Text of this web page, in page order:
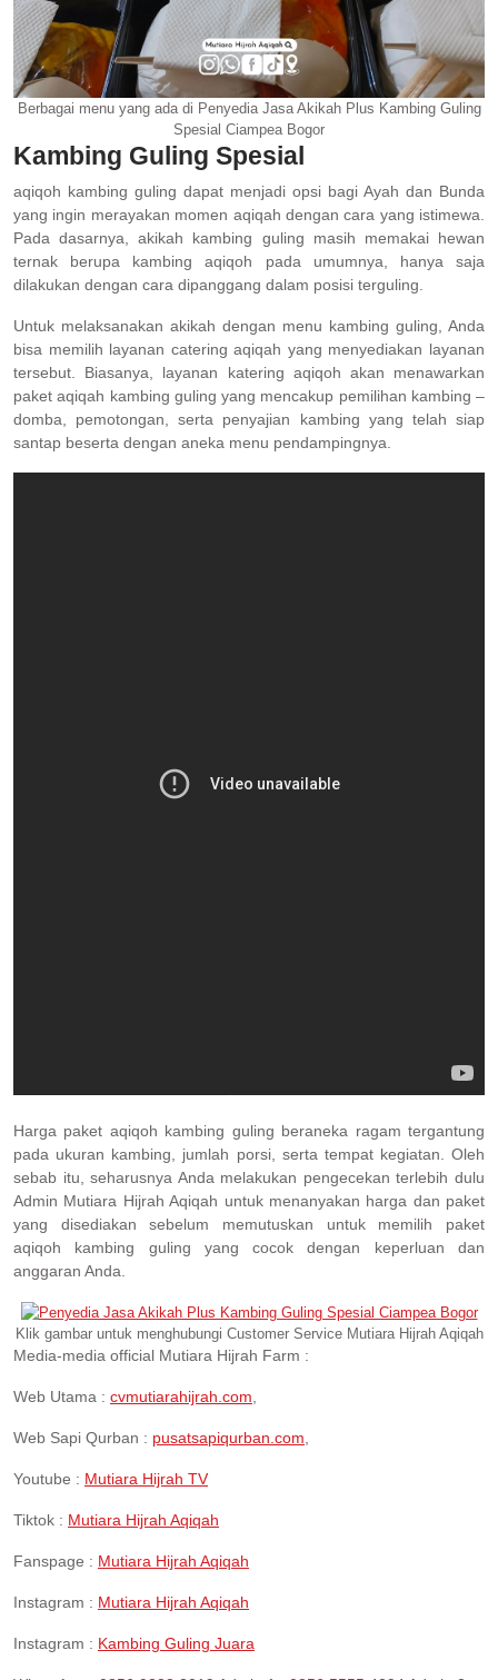
Berbagai menu yang ada di Penyedia Jasa Akikah Plus Kambing Guling
Spesial Ciampea Bogor
Kambing Guling Spesial
aqiqoh kambing guling dapat menjadi opsi bagi Ayah dan Bunda
yang ingin merayakan momen aqiqah dengan cara yang istimewa.
Pada dasarnya, akikah kambing guling masih memakai hewan
ternak berupa kambing aqiqoh pada umumnya, hanya saja
dilakukan dengan cara dipanggang dalam posisi terguling.
Untuk melaksanakan akikah dengan menu kambing guling, Anda
bisa memilih layanan catering aqiqah yang menyediakan layanan
tersebut. Biasanya, layanan katering aqiqoh akan menawarkan
paket aqiqah kambing guling yang mencakup pemilihan kambing –
domba, pemotongan, serta penyajian kambing yang telah siap
santap beserta dengan aneka menu pendampingnya.
Harga paket aqiqoh kambing guling beraneka ragam tergantung
pada ukuran kambing, jumlah porsi, serta tempat kegiatan. Oleh
sebab itu, seharusnya Anda melakukan pengecekan terlebih dulu
Admin Mutiara Hijrah Aqiqah untuk menanyakan harga dan paket
yang disediakan sebelum memutuskan untuk memilih paket
aqiqoh kambing guling yang cocok dengan keperluan dan
anggaran Anda.
Klik gambar untuk menghubungi Customer Service Mutiara Hijrah Aqiqah
Media-media official Mutiara Hijrah Farm :
Web Utama : cvmutiarahijrah.com
Web Sapi Qurban : pusatsapiqurban.com
Youtube : Mutiara Hijrah TV
Tiktok : Mutiara Hijrah Aqiqah
Fanspage : Mutiara Hijrah Aqiqah
Instagram : Mutiara Hijrah Aqiqah
Instagram : Kambing Guling Juara